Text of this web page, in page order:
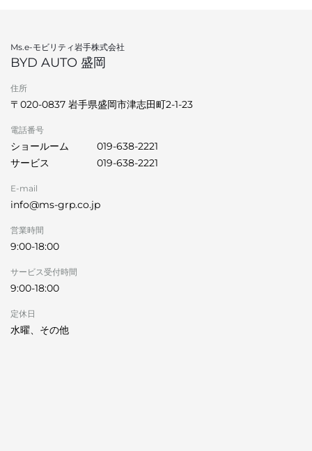
Ms.e-モビリティ岩手株式会社
BYD AUTO 盛岡
住所
〒020-0837 岩手県盛岡市津志田町2-1-23
電話番号
ショールーム
019-638-2221
サービス
019-638-2221
E-mail
info@ms-grp.co.jp
営業時間
9:00-18:00
サービス受付時間
9:00-18:00
定休日
水曜、その他